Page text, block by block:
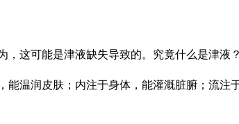
这可能是津液缺失导致的。究竟什么是津液
温润皮肤；内注于身体，能灌溉脏腑；流